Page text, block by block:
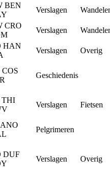
BEN
Verslagen
CRO
Verslagen
HAN
Verslagen
Overig
COS
Geschiedenis
THI
Verslagen Fietsen
Pelgrimeren
DUF
Verslagen Overig